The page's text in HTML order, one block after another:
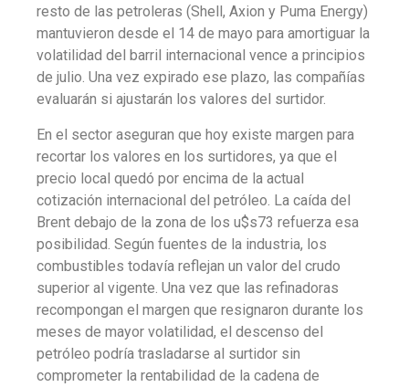
resto de las petroleras (Shell, Axion y Puma Energy)
mantuvieron desde el 14 de mayo para amortiguar la
volatilidad del barril internacional vence a principios
de julio. Una vez expirado ese plazo, las compañías
evaluarán si ajustarán los valores del surtidor.
En el sector aseguran que hoy existe margen para
recortar los valores en los surtidores, ya que el
precio local quedó por encima de la actual
cotización internacional del petróleo. La caída del
Brent debajo de la zona de los u$s73 refuerza esa
posibilidad. Según fuentes de la industria, los
combustibles todavía reflejan un valor del crudo
superior al vigente. Una vez que las refinadoras
recompongan el margen que resignaron durante los
meses de mayor volatilidad, el descenso del
petróleo podría trasladarse al surtidor sin
comprometer la rentabilidad de la cadena de